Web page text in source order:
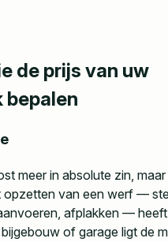
de prijs van uw
meer in absolute zin,
opzetten van een werf —
afplakken —
of garage ligt de